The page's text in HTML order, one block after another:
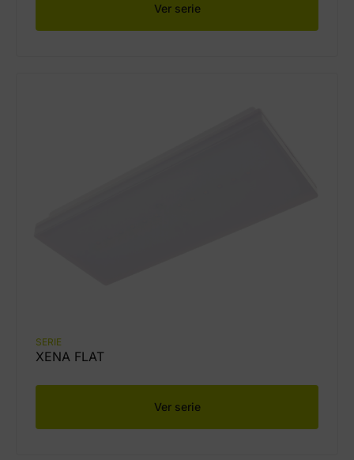
Ver serie
SERIE
XENA FLAT
Ver serie